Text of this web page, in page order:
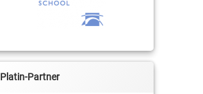
Platin-Partner